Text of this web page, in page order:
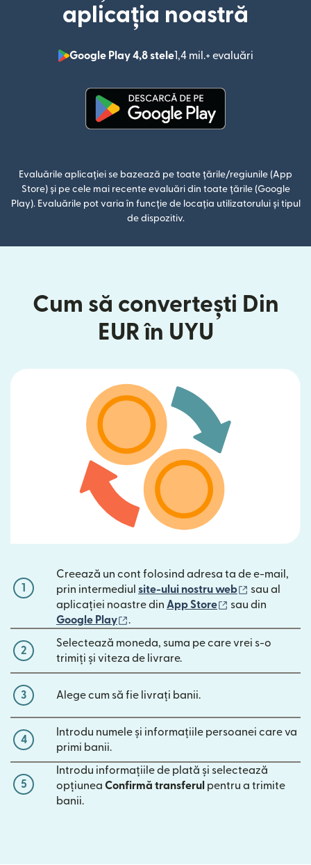
aplicația noastră
Google Play 4,8 stele1,4 mil.+ evaluări
(se
Evaluările aplicației se bazează pe toate țările/regiunile (App
Store) și pe cele mai recente evaluări din toate țările (Google
Play). Evaluările pot varia în funcție de locația utilizatorului și tipul
de dispozitiv.
Cum să convertești Din
EUR în UYU
1
Creează un cont folosind adresa ta de e-mail,
prin intermediul site-ului nostru web (se
sau al
aplicației noastre din App Store (se deschide
sau din
Google Play
.
2
Selectează moneda, suma pe care vrei s-o
trimiți și viteza de livrare.
3 Alege cum să fie livrați banii.
4
Introdu numele și informațiile persoanei care va
primi banii.
5
Introdu informațiile de plată și selectează
opțiunea Confirmă transferul pentru a trimite
banii.